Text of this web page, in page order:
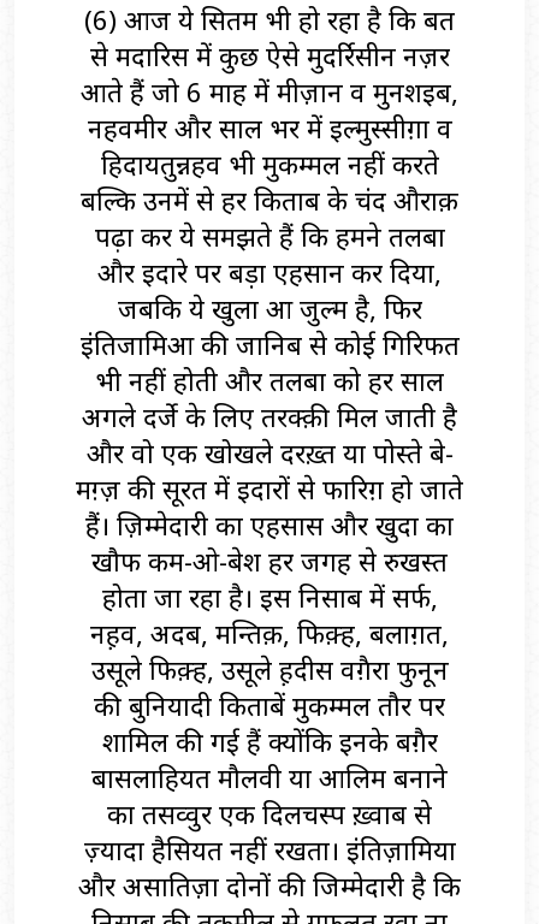
(6) आज ये सितम भी हो रहा है कि बहुत
से मदारिस में कुछ ऐसे मुदर्रिसीन नज़र
आते हैं जो 6 माह में मीज़ान व मुनशइब,
नहवमीर और साल भर में इल्मुस्सीग़ा व
हिदायतुन्नहव भी मुकम्मल नहीं करते
बल्कि उनमें से हर किताब के चंद औराक़
पढ़ा कर ये समझते हैं कि हमने तलबा
और इदारे पर बड़ा एहसान कर दिया,
जबकि ये खुला हुआ जुल्म है, फिर
इंतिजामिआ की जानिब से कोई गिरिफत
भी नहीं होती और तलबा को हर साल
अगले दर्जे के लिए तरक्क़ी मिल जाती है
और वो एक खोखले दरख़्त या पोस्ते बे-
मग़्ज़ की सूरत में इदारों से फारिग़ हो जाते
हैं। ज़िम्मेदारी का एहसास और खुदा का
खौफ कम-ओ-बेश हर जगह से रुखस्त
होता जा रहा है। इस निसाब में सर्फ,
नह़व, अदब, मन्तिक़, फिक़्ह, बलाग़त,
उसूले फिक़्ह, उसूले ह़दीस वगै़रा फुनून
की बुनियादी किताबें मुकम्मल तौर पर
शामिल की गई हैं क्योंकि इनके बगै़र
बासलाहियत मौलवी या आलिम बनाने
का तसव्वुर एक दिलचस्प ख़्वाब से
ज़्यादा हैसियत नहीं रखता। इंतिज़ामिया
और असातिज़ा दोनों की जिम्मेदारी है कि